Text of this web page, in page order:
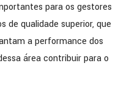
para os gestores
de qualidade superior, que
a performance dos
área contribuir para o